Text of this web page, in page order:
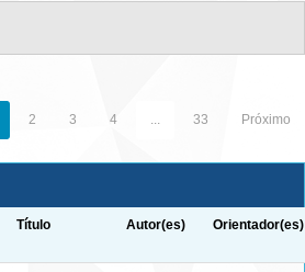
2 3 4 ... 33 Próximo
Título Autor(es) Orientador(es)